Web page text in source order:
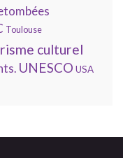
Toulouse
culturel
UNESCO USA